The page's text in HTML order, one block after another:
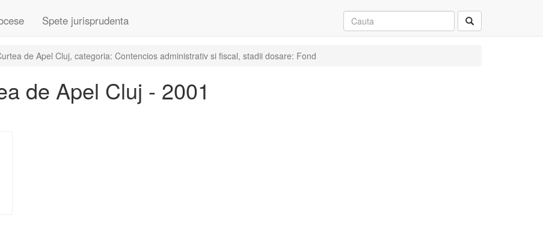
Spete jurisprudenta
de Apel Cluj, categoria: Contencios administrativ si fiscal, stadii dosare: Fond
de Apel Cluj - 2001